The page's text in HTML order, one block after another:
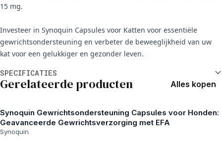
15 mg.
Investeer in Synoquin Capsules voor Katten voor essentiële
gewrichtsondersteuning en verbeter de beweeglijkheid van uw
kat voor een gelukkiger en gezonder leven.
SPECIFICATIES
Gerelateerde producten Alles kopen
Synoquin Gewrichtsondersteuning Capsules voor Honden:
Geavanceerde Gewrichtsverzorging met EFA
Synoquin